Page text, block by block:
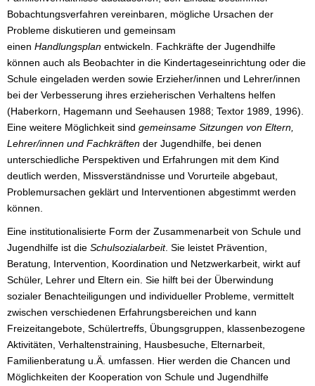
Bobachtungsverfahren vereinbaren, mögliche Ursachen der
Probleme diskutieren und gemeinsam
einen Handlungsplan entwickeln. Fachkräfte der Jugendhilfe
können auch als Beobachter in die Kindertageseinrichtung oder die
Schule eingeladen werden sowie Erzieher/innen und Lehrer/innen
bei der Verbesserung ihres erzieherischen Verhaltens helfen
(Haberkorn, Hagemann und Seehausen 1988; Textor 1989, 1996).
Eine weitere Möglichkeit sind gemeinsame Sitzungen von Eltern,
Lehrer/innen und Fachkräften der Jugendhilfe, bei denen
unterschiedliche Perspektiven und Erfahrungen mit dem Kind
deutlich werden, Missverständnisse und Vorurteile abgebaut,
Problemursachen geklärt und Interventionen abgestimmt werden
können.
Eine institutionalisierte Form der Zusammenarbeit von Schule und
Jugendhilfe ist die Schulsozialarbeit. Sie leistet Prävention,
Beratung, Intervention, Koordination und Netzwerkarbeit, wirkt auf
Schüler, Lehrer und Eltern ein. Sie hilft bei der Überwindung
sozialer Benachteiligungen und individueller Probleme, vermittelt
zwischen verschiedenen Erfahrungsbereichen und kann
Freizeitangebote, Schülertreffs, Übungsgruppen, klassenbezogene
Aktivitäten, Verhaltenstraining, Hausbesuche, Elternarbeit,
Familienberatung u.Ä. umfassen. Hier werden die Chancen und
Möglichkeiten der Kooperation von Schule und Jugendhilfe